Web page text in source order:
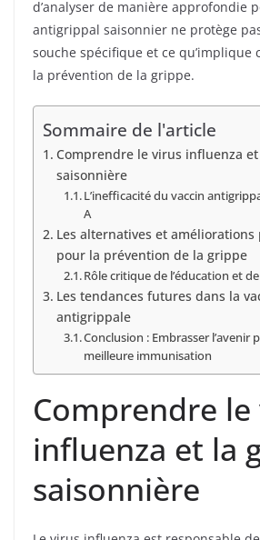
d’analyser de manière approfondie
antigrippal saisonnier ne protège
souche spécifique et ce qu’implique
la prévention de la grippe.
Sommaire de l'article
Comprendre le virus influenza
saisonnière
L’inefficacité du vaccin
A
Les alternatives et améliorations
pour la prévention de la grippe
Rôle critique de l’éducation et
Les tendances futures dans la
antigrippale
Conclusion : Embrasser l’avenir
meilleure immunisation
Comprendre
influenza et la
saisonnière